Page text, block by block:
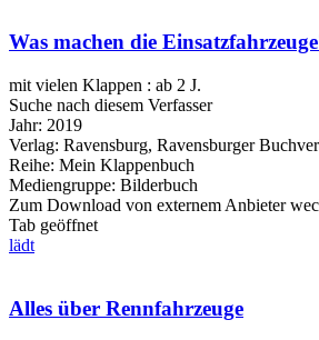
Was machen die
mit vielen Klappen : ab 2 J.
Suche nach diesem Verfasser
Jahr: 2019
Verlag: Ravensburg, Ravensburger
Reihe: Mein Klappenbuch
Mediengruppe: Bilderbuch
Zum Download von externem Anbieter
Tab geöffnet
lädt
Alles über Rennfahrzeuge